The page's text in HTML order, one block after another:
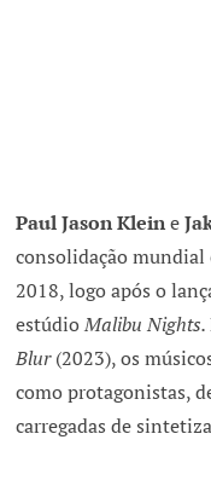
Paul Jason Kleine
consolidação mundial
2018, logo após o
estúdioMalibu Nights.
Blur(2023), os
como protagonistas,
carregadas de